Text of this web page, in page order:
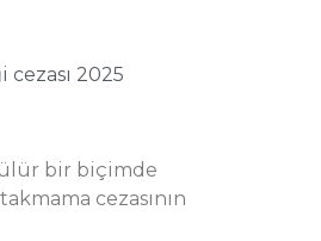
cezası 2025
bir biçimde
cezasının